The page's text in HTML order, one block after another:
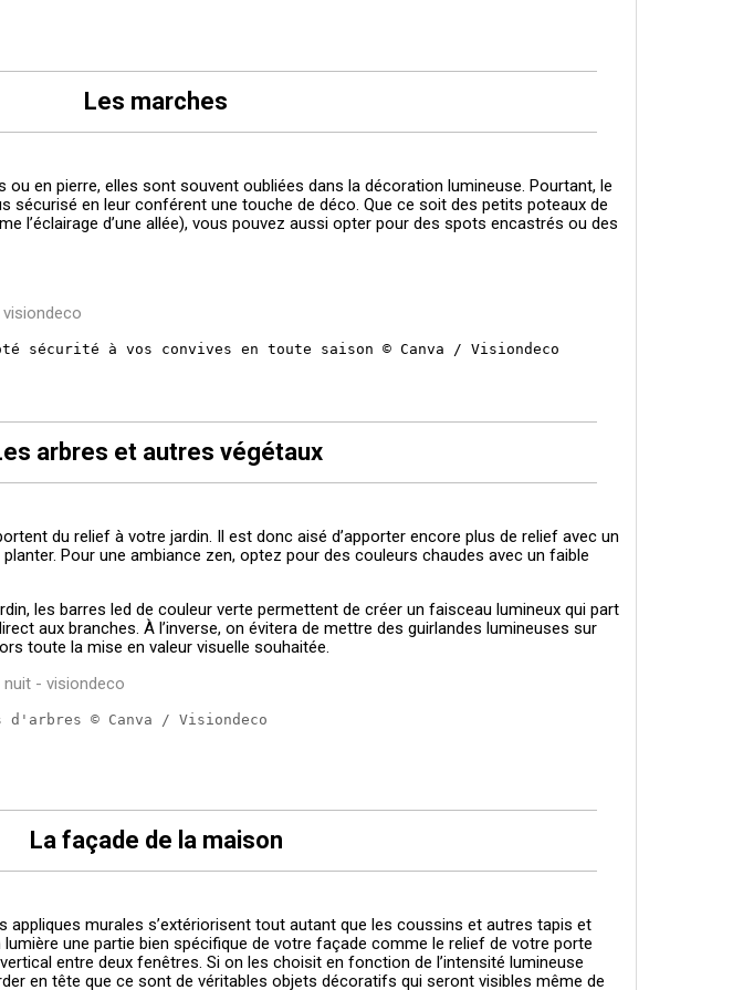
Les marches
ou en pierre, elles sont souvent oubliées dans la décoration lumineuse. Pourtant, le
sécurisé en leur conférent une touche de déco. Que ce soit des petits poteaux de
l’éclairage d’une allée), vous pouvez aussi opter pour des spots encastrés ou des
sécurité à vos convives en toute saison © Canva / Visiondeco
arbres et autres végétaux
du relief à votre jardin. Il est donc aisé d’apporter encore plus de relief avec un
Pour une ambiance zen, optez pour des couleurs chaudes avec un faible
les barres led de couleur verte permettent de créer un faisceau lumineux qui part
aux branches. À l’inverse, on évitera de mettre des guirlandes lumineuses sur
toute la mise en valeur visuelle souhaitée.
d'arbres © Canva / Visiondeco
La façade de la maison
appliques murales s’extériorisent tout autant que les coussins et autres tapis et
une partie bien spécifique de votre façade comme le relief de votre porte
entre deux fenêtres. Si on les choisit en fonction de l’intensité lumineuse
en tête que ce sont de véritables objets décoratifs qui seront visibles même de